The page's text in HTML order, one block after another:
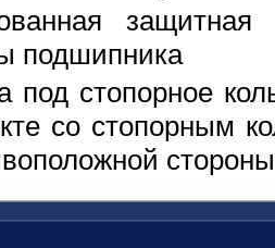
подшипника
под стопорное
со стопорным
стороны